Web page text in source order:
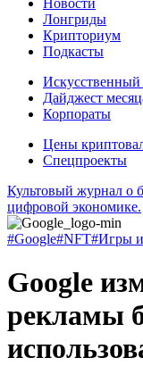
Новости
Лонгриды
Крипториум
Подкасты
Искусственный
Дайджест
Корпораты
Цены
Спецпроекты
Культовый журнал о
цифровой экономике.
#Google#NFT#Игры
Google
рекламы